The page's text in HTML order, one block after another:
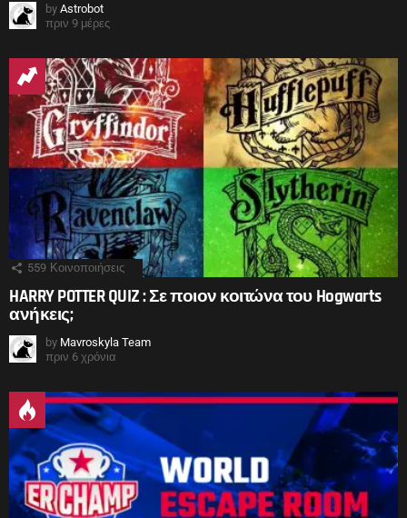
by Astrobot
πριν 9 μέρες
559 Κοινοποιήσεις
HARRY POTTER QUIZ : Σε ποιον κοιτώνα του Hogwarts
ανήκεις;
by Mavroskyla Team
πριν 6 χρόνια